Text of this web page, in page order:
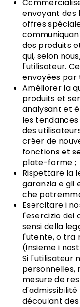
envoyant des
offres
des produits
qui, selon
l'utilisateur.
envoyées par
Améliorer la
produits et
analysant et
les
des
créer de
fonctions et
plate-forme ;
Rispettare la
garanzia e gli
che
Esercitare i
l'esercizio dei
sensi della
l'utente, o tra
(insieme i
Si l'utilisateur
personnelles,
mesure de
découlant